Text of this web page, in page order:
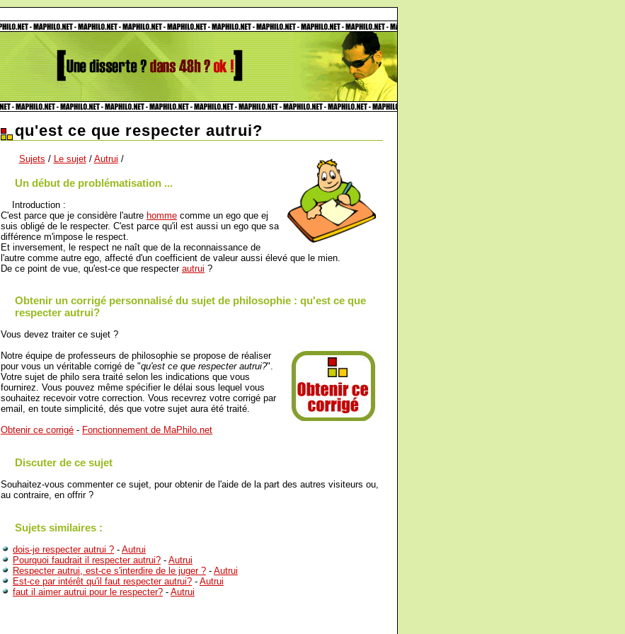
qu'est ce que respecter autrui?
Sujets / Le sujet/ Autrui /
Un début de problématisation ...
Introduction :
C'est parce que je considère l'autre homme comme un ego que ej
suis obligé de le respecter. C'est parce qu'il est aussi un ego que sa
différence m'impose le respect.
Et inversement, le respect ne naît que de la reconnaissance de
l'autre comme autre ego, affecté d'un coefficient de valeur aussi élevé que le mien.
De ce point de vue, qu'est-ce que respecter autrui ?
Obtenir un corrigé personnalisé du sujet de philosophie : qu'est ce que
respecter autrui?
Vous devez traiter ce sujet ?
Notre équipe de professeurs de philosophie se propose de réaliser
pour vous un véritable corrigé de "qu'est ce que respecter autrui?".
Votre sujet de philo sera traité selon les indications que vous
fournirez. Vous pouvez même spécifier le délai sous lequel vous
souhaitez recevoir votre correction. Vous recevrez votre corrigé par
email, en toute simplicité, dés que votre sujet aura été traité.
Obtenir ce corrigé - Fonctionnement de MaPhilo.net
Discuter de ce sujet
Souhaitez-vous commenter ce sujet, pour obtenir de l'aide de la part des autres visiteurs ou,
au contraire, en offrir ?
Sujets similaires :
dois-je respecter autrui ? - Autrui
Pourquoi faudrait il respecter autrui? - Autrui
Respecter autrui, est-ce s'interdire de le juger ? - Autrui
Est-ce par intérêt qu'il faut respecter autrui? - Autrui
faut il aimer autrui pour le respecter? - Autrui